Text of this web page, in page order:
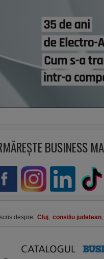
BUSINESS
despre: Cluj, consiliu judetean,